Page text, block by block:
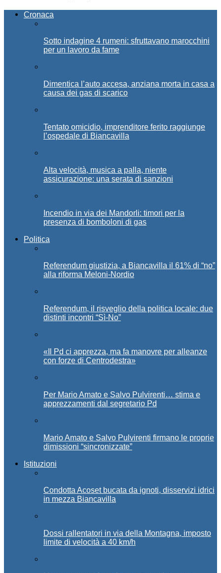
Cronaca
Sotto indagine 4 rumeni: sfruttavano marocchini
per un lavoro da fame
Dimentica l’auto accesa, anziana morta in casa a
causa dei gas di scarico
Tentato omicidio, imprenditore ferito raggiunge
l’ospedale di Biancavilla
Alta velocità, musica a palla, niente
assicurazione: una serata di sanzioni
Incendio in via dei Mandorli: timori per la
presenza di bomboloni di gas
Politica
Referendum giustizia, a Biancavilla il 61% di “no”
alla riforma Meloni-Nordio
Referendum, il risveglio della politica locale: due
distinti incontri “Sì-No”
«Il Pd ci apprezza, ma fa manovre per alleanze
con forze di Centrodestra»
Per Mario Amato e Salvo Pulvirenti… stima e
apprezzamenti dal segretario Pd
Mario Amato e Salvo Pulvirenti firmano le proprie
dimissioni “sincronizzate”
Istituzioni
Condotta Acoset bucata da ignoti, disservizi idrici
in mezza Biancavilla
Dossi rallentatori in via della Montagna, imposto
limite di velocità a 40 km/h